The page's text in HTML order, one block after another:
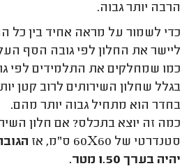
הרבה יותר גבוה.
כדי לשמור על מראה אחיד בין כל
ליישר את החלון לפי גובה הסף
כמו שמחלקים את התלמידים לפי
בגלל שחלון השירותים לרוב קטן
בחדר הוא מתחיל גבוה יותר מהם.
כמה זה יוצא בתכלס? אם חלון
סטנדרטי של 60X60 ס"מ, אז
יהיה בערך 1.50 מטר.